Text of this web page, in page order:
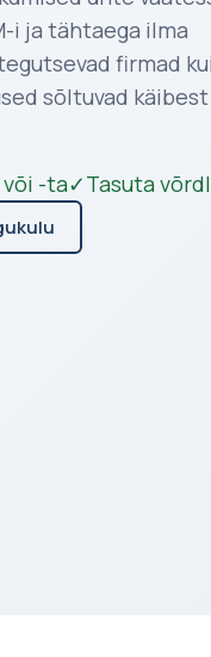
i ja tähtaega ilma
firmad
sõltuvad käibest
või -ta✓Tasuta